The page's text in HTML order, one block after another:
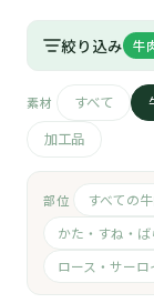
🐄
🐷
🍗
絞り込み 牛
素材 すべて
加工品
部位 すべての
かた・すね・ば
ロース・サーロ